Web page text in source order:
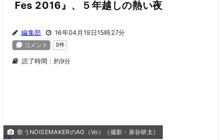
Fes 2016』、５年越しの熱い夜
編集部 16年04月19日15時27分
読了時間：約9分
歌うNOISEMAKERのAG（Vo）（撮影・泉谷研太）